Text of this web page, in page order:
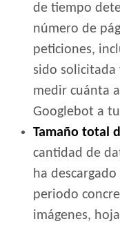
de tiempo
número de
peticiones,
sido solicitada
medir cuánta
Googlebot a
Tamaño total
cantidad de
ha
periodo
imágenes,